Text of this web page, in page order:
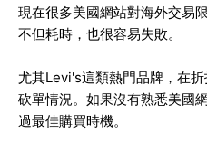
現在很多美國網站對海外交易
不但耗時，也很容易失敗。
尤其Levi's這類熱門品牌，在
砍單情況。如果沒有熟悉美國
過最佳購買時機。